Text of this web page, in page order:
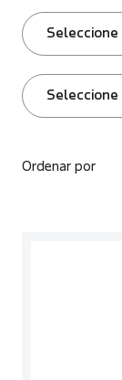
Seleccione
Seleccione
Ordenar por